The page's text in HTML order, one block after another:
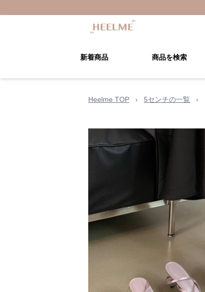
新着商品 商品を検索
Heelme TOP › 5センチの一覧 ›